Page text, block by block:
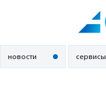
новости сервисы